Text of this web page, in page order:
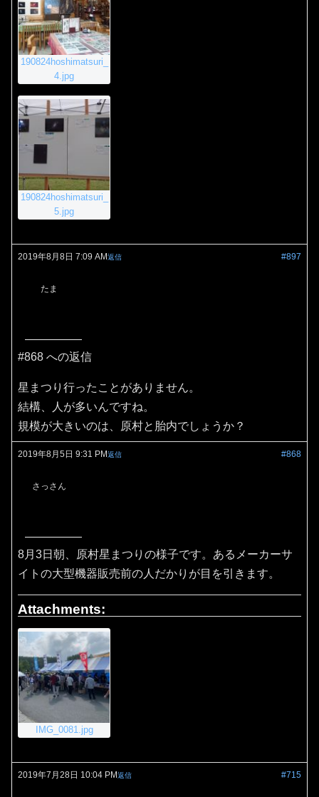
190824hoshimatsuri_
4.jpg
190824hoshimatsuri_
5.jpg
2019年8月8日 7:09 AM #897
返信
たま
#868 への返信
星まつり行ったことがありません。
結構、人が多いんですね。
規模が大きいのは、原村と胎内でしょうか？
2019年8月5日 9:31 PM #868
返信
さっさん
8月3日朝、原村星まつりの様子です。あるメーカーサ
イトの大型機器販売前の人だかりが目を引きます。
Attachments:
IMG_0081.jpg
2019年7月28日 10:04 PM #715
返信